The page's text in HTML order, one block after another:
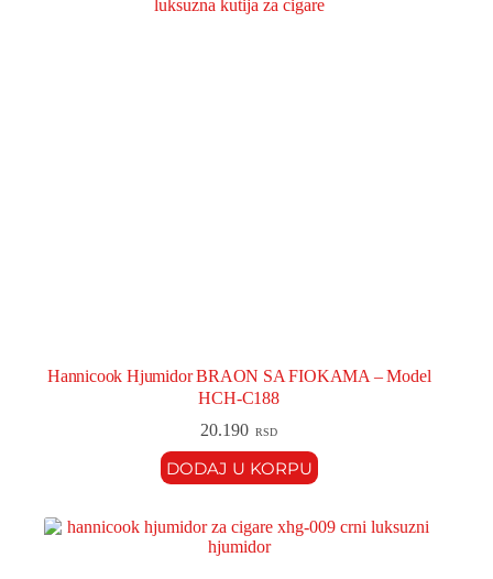
Hannicook Hjumidor BRAON SA FIOKAMA – Model
HCH-C188
20.190 RSD
DODAJ U KORPU